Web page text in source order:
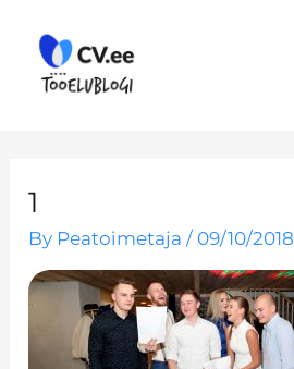
content
1
By Peatoimetaja/ 09/10/2018